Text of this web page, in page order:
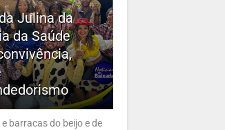
Julina da
da Saúde
barracas do beijo e de